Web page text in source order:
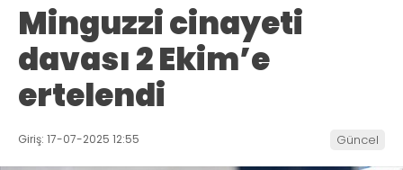
Minguzzi cinayeti
davası 2 Ekim’e
ertelendi
Giriş: 17-07-2025 12:55 Güncel